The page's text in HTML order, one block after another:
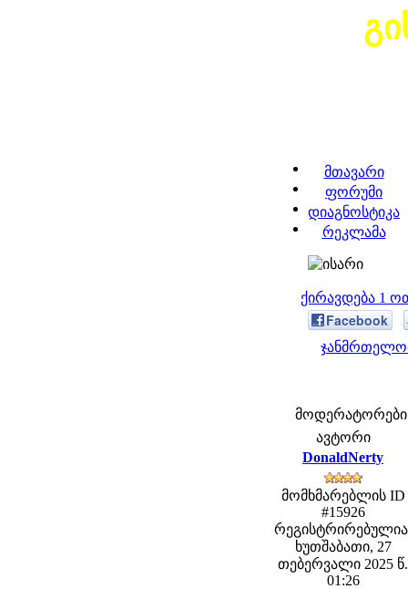
მთავარი
ფორუმი
დიაგნოსტიკა
რეკლამა
ქირავდება 1
Facebook
მოდერატორები:
ავტორი
DonaldNerty
მომხმარებლის ID
#15926
ხუთშაბათი, 27
თებერვალი 2025 წ.
01:26